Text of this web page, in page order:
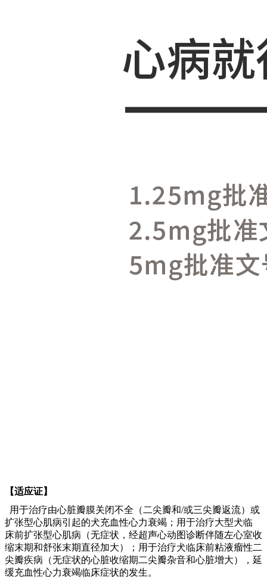
【适应证】
用于治疗由心脏瓣膜关闭不全（二尖瓣和/或三尖瓣返流）或
扩张型心肌病引起的犬充血性心力衰竭；用于治疗大型犬临
床前扩张型心肌病（无症状，经超声心动图诊断伴随左心室收
缩末期和舒张末期直径加大）；用于治疗犬临床前粘液瘤性二
尖瓣疾病（无症状的心脏收缩期二尖瓣杂音和心脏增大），延
缓充血性心力衰竭临床症状的发生。